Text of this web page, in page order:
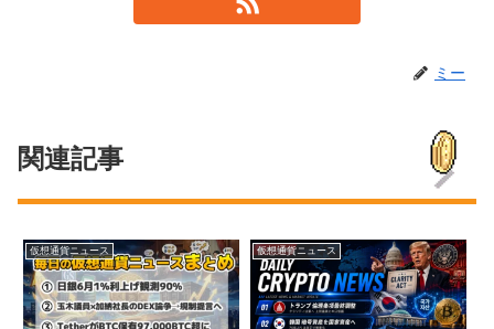
ミー
関連記事
仮想通貨ニュース 仮想通貨ニュース